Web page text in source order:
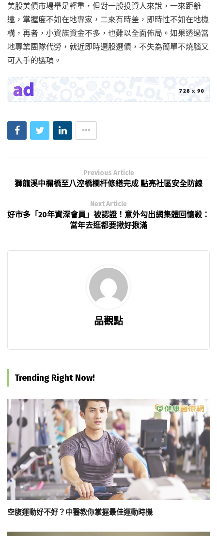
美股美債市場舉足輕重，但對一般投資人來說，一來距離
遠，掌握度不如在地專家，二來有時差，即時性不如在地機
構，再者，小資族資金不多，也難以全面佈局。如果透過當
地專業團隊代勞，就近即時選股選債，不失為簡單不燒腦又
可入手的選項。
Previous Article
獅龍溪中欄橋至八涳橋欄杆修繕完成 點亮社區安全防線
Next Article
好市多「20年資深會員」被認證！意外勾出網集體回憶殺：
當年去逛都要揪好揪滿
品觀點
Trending Right Now!
空腹運動好不好？中醫教你掌握最佳運動時機